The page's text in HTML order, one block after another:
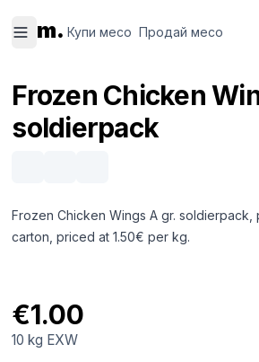
m. Купи месо Продай месо
месо
месо
Frozen Chicken
soldierpack
Frozen Chicken Wings A gr. soldierpack,
carton, priced at 1.50€ per kg.
€1.00
10 kg EXW